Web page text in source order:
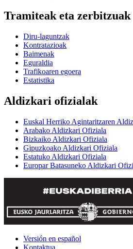
Tramiteak eta zerbitzuak
Diru-laguntzak
Kontratazioak
Baimenak
Eguraldia
Trafikoaren egoera
Estatistika
Aldizkari ofizialak
Euskal Herriko Agintaritzaren
Arabako Aldizkari Ofiziala
Bizkaiko Aldizkari Ofiziala
Gipuzkoako Aldizkari Ofiziala
Estatuko Aldizkari Ofiziala
Europar Batasuneko Aldizkari
Versión en español
Kontaktua